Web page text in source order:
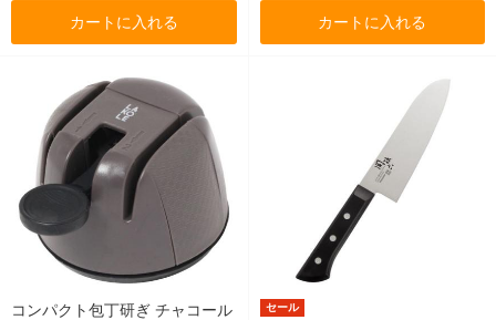
カートに入れる カートに入れる
コンパクト包丁研ぎ チャコール
セール